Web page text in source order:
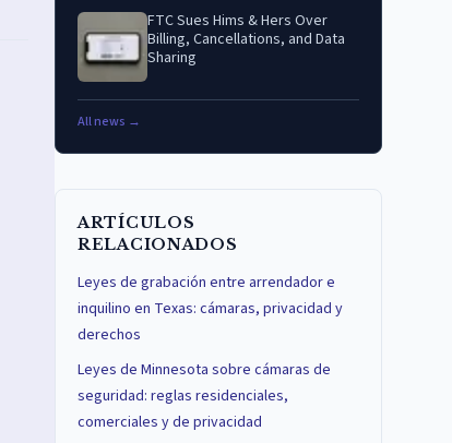
FTC Sues Hims & Hers Over
Billing, Cancellations, and Data
Sharing
All news →
ARTÍCULOS
RELACIONADOS
Leyes de grabación entre arrendador e
inquilino en Texas: cámaras, privacidad y
derechos
Leyes de Minnesota sobre cámaras de
seguridad: reglas residenciales,
comerciales y de privacidad